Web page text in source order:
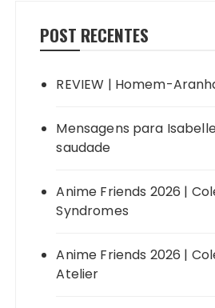
POST RECENTES
REVIEW | Homem-
Mensagens para
saudade
Anime Friends 2026 |
Syndromes
Anime Friends 2026 |
Atelier